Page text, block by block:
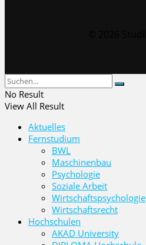
No Result
View All Result
Aktuelles
Fernstudium
BWL
Maschinenbau
Psychologie
Soziale Arbeit
Wirtschaftspsychologie
Wirtschaftsrecht
Hochschulen
AKAD University